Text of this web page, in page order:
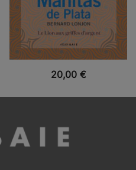
VUE RAPIDE
20,00 €